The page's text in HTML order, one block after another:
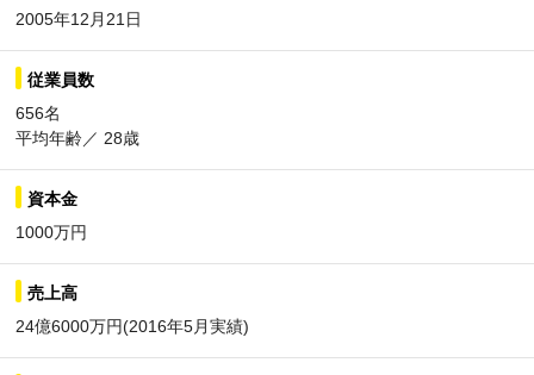
2005年12月21日
従業員数
656名
平均年齢／ 28歳
資本金
1000万円
売上高
24億6000万円(2016年5月実績)